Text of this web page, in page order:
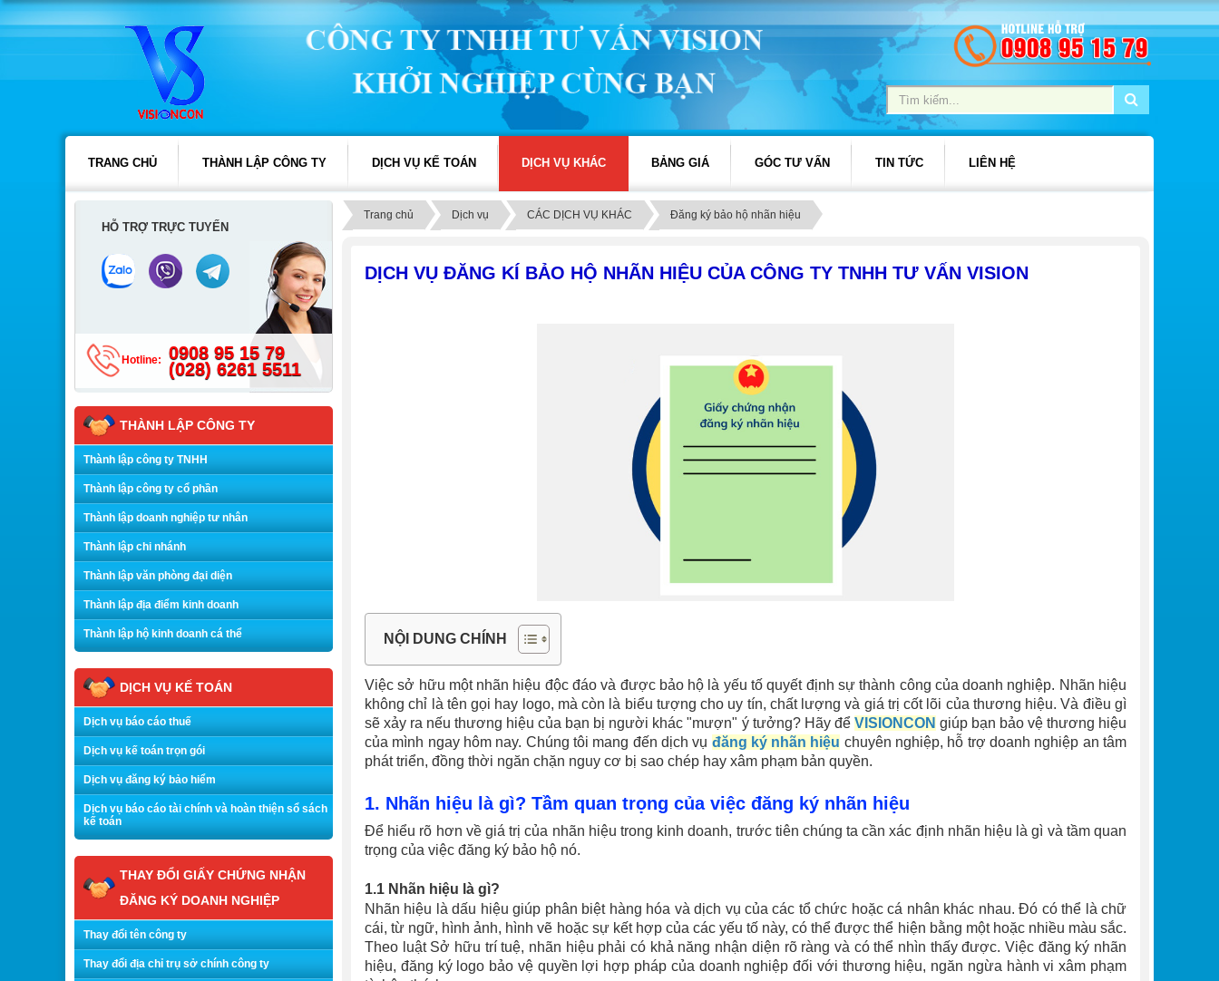
TRANG CHỦ THÀNH LẬP CÔNG TY DỊCH VỤ KẾ TOÁN DỊCH VỤ KHÁC BẢNG GIÁ GÓC TƯ VẤN TIN TỨC LIÊN HỆ
Trang chủ Dịch vụ CÁC DỊCH VỤ KHÁC Đăng ký bảo hộ nhãn hiệu
DỊCH VỤ ĐĂNG KÍ BẢO HỘ NHÃN HIỆU CỦA CÔNG TY TNHH TƯ VẤN VISION
NỘI DUNG CHÍNH
Việc sở hữu một nhãn hiệu độc đáo và được bảo hộ là yếu tố quyết định sự thành công của doanh nghiệp. Nhãn hiệu
không chỉ là tên gọi hay logo, mà còn là biểu tượng cho uy tín, chất lượng và giá trị cốt lõi của thương hiệu. Và điều gì
sẽ xảy ra nếu thương hiệu của bạn bị người khác "mượn" ý tưởng? Hãy để VISIONCON giúp bạn bảo vệ thương hiệu
của mình ngay hôm nay. Chúng tôi mang đến dịch vụ đăng ký nhãn hiệu chuyên nghiệp, hỗ trợ doanh nghiệp an tâm
phát triển, đồng thời ngăn chặn nguy cơ bị sao chép hay xâm phạm bản quyền.
1. Nhãn hiệu là gì? Tầm quan trọng của việc đăng ký nhãn hiệu
Để hiểu rõ hơn về giá trị của nhãn hiệu trong kinh doanh, trước tiên chúng ta cần xác định nhãn hiệu là gì và tầm quan
trọng của việc đăng ký bảo hộ nó.
1.1 Nhãn hiệu là gì?
Nhãn hiệu là dấu hiệu giúp phân biệt hàng hóa và dịch vụ của các tổ chức hoặc cá nhân khác nhau. Đó có thể là chữ
cái, từ ngữ, hình ảnh, hình vẽ hoặc sự kết hợp của các yếu tố này, có thể được thể hiện bằng một hoặc nhiều màu sắc.
Theo luật Sở hữu trí tuệ, nhãn hiệu phải có khả năng nhận diện rõ ràng và có thể nhìn thấy được. Việc đăng ký nhãn
hiệu, đăng ký logo bảo vệ quyền lợi hợp pháp của doanh nghiệp đối với thương hiệu, ngăn ngừa hành vi xâm phạm
HỖ TRỢ TRỰC TUYẾN
Hotline:
0908 95 15 79
(028) 6261 5511
THÀNH LẬP CÔNG TY
Thành lập công ty TNHH
Thành lập công ty cổ phần
Thành lập doanh nghiệp tư nhân
Thành lập chi nhánh
Thành lập văn phòng đại diện
Thành lập địa điểm kinh doanh
Thành lập hộ kinh doanh cá thể
DỊCH VỤ KẾ TOÁN
Dịch vụ báo cáo thuế
Dịch vụ kế toán trọn gói
Dịch vụ đăng ký bảo hiểm
Dịch vụ báo cáo tài chính và hoàn thiện sổ sách
kế toán
THAY ĐỔI GIẤY CHỨNG NHẬN
ĐĂNG KÝ DOANH NGHIỆP
Thay đổi tên công ty
Thay đổi địa chỉ trụ sở chính công ty